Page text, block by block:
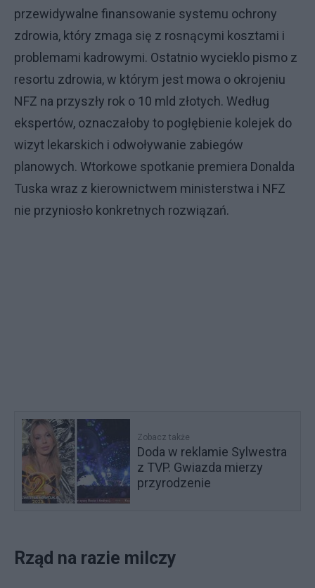
przewidywalne finansowanie systemu ochrony
zdrowia, który zmaga się z rosnącymi kosztami i
problemami kadrowymi. Ostatnio wycieklo pismo z
resortu zdrowia, w którym jest mowa o okrojeniu
NFZ na przyszły rok o 10 mld złotych. Według
ekspertów, oznaczałoby to pogłębienie kolejek do
wizyt lekarskich i odwoływanie zabiegów
planowych. Wtorkowe spotkanie premiera Donalda
Tuska wraz z kierownictwem ministerstwa i NFZ
nie przyniosło konkretnych rozwiązań.
Zobacz także
Doda w reklamie Sylwestra
z TVP. Gwiazda mierzy
przyrodzenie
Rząd na razie milczy